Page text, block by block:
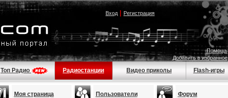
Вход| Регистрация
Помощь
Добавить в избранное
Топ Радио Радиостанции Видео приколы Flash-игры
Моя страница Пользователи Форум